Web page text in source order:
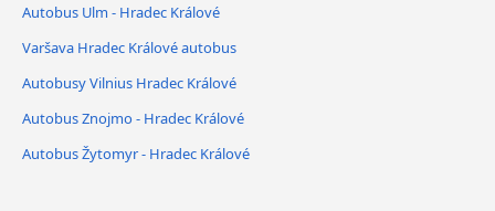
Autobus Ulm - Hradec Králové
Varšava Hradec Králové autobus
Autobusy Vilnius Hradec Králové
Autobus Znojmo - Hradec Králové
Autobus Žytomyr - Hradec Králové